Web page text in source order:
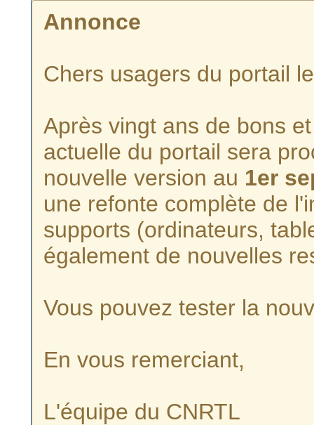
Annonce
Chers usagers du portail
Après vingt ans de bons
actuelle du portail sera
nouvelle version au 1er
une refonte complète de
supports (ordinateurs,
également de nouvelles
Vous pouvez tester la
En vous remerciant,
L'équipe du CNRTL